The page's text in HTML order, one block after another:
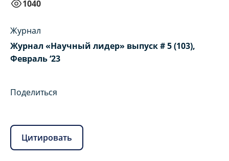
1040
Журнал
Журнал «Научный лидер» выпуск # 5 (103),
Февраль ‘23
Поделиться
Цитировать